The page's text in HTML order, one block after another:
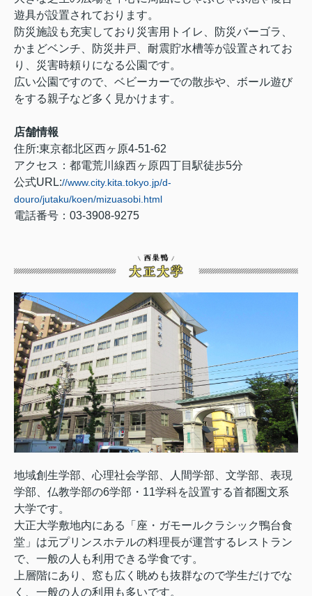
遊具が設置されております。
防災施設も充実しており災害用トイレ、防災バーゴラ、
かまどベンチ、防災井戸、耐震貯水槽等が設置されてお
り、災害時頼りになる公園です。
広い公園ですので、ベビーカーでの散歩や、ボール遊び
をする親子など多く見かけます。
店舗情報
住所:東京都北区西ヶ原4-51-62
アクセス：都電荒川線西ヶ原四丁目駅徒歩5分
公式URL://www.city.kita.tokyo.jp/d-
douro/jutaku/koen/mizuasobi.html
電話番号：03-3908-9275
地域創生学部、心理社会学部、人間学部、文学部、表現
学部、仏教学部の6学部・11学科を設置する首都圏文系
大学です。
大正大学敷地内にある「座・ガモールクラシック鴨台食
堂」は元プリンスホテルの料理長が運営するレストラン
で、一般の人も利用できる学食です。
上層階にあり、窓も広く眺めも抜群なので学生だけでな
く、一般の人の利用も多いです。